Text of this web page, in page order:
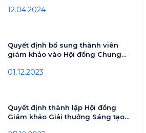
12.04.2024
Quyết định bổ sung thành viên
giám khảo vào Hội đồng Chung
2023
01.12.2023
Quyết định thành lập Hội đồng
Giám khảo Giải thưởng Sáng tạo